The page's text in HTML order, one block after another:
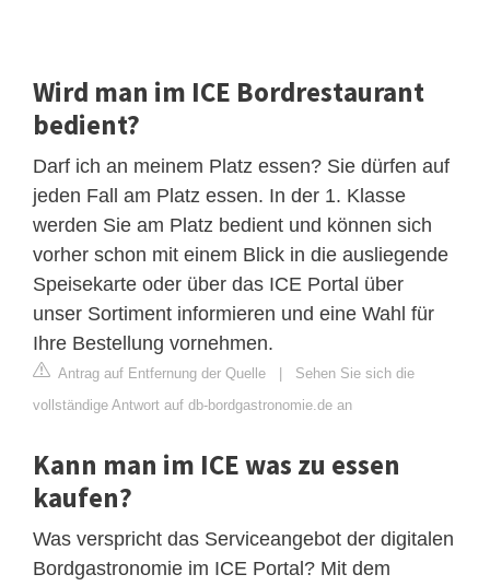
Wird man im ICE Bordrestaurant
bedient?
Darf ich an meinem Platz essen? Sie dürfen auf
jeden Fall am Platz essen. In der 1. Klasse
werden Sie am Platz bedient und können sich
vorher schon mit einem Blick in die ausliegende
Speisekarte oder über das ICE Portal über
unser Sortiment informieren und eine Wahl für
Ihre Bestellung vornehmen.
Antrag auf Entfernung der Quelle | Sehen Sie sich die
vollständige Antwort auf db-bordgastronomie.de an
Kann man im ICE was zu essen
kaufen?
Was verspricht das Serviceangebot der digitalen
Bordgastronomie im ICE Portal? Mit dem